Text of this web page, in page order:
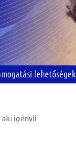
lehetőségek
aki igényli